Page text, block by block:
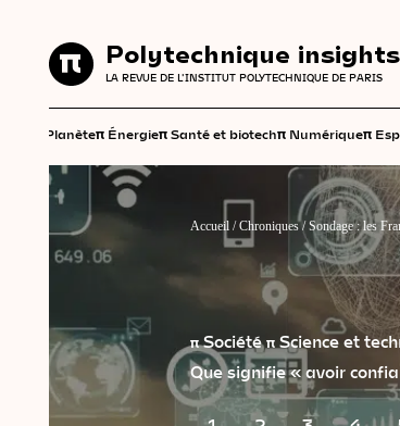
Polytechnique insights
LA REVUE DE L'INSTITUT POLYTECHNIQUE DE PARIS
Planèteπ Énergieπ Santé et biotechπ Numériqueπ
Polytechnique
LA REVUE DE L'INSTITUT POLYTECHNIQUE DE
Accueil /Chroniques/Sondage : les
π Société π Science et
Que signifie « avoir